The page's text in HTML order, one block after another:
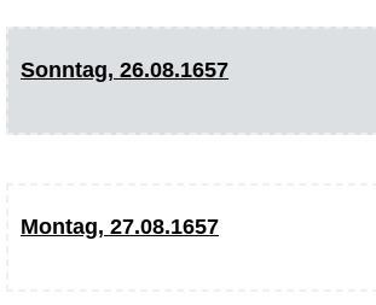
Sonntag, 26.08.1657
Montag, 27.08.1657